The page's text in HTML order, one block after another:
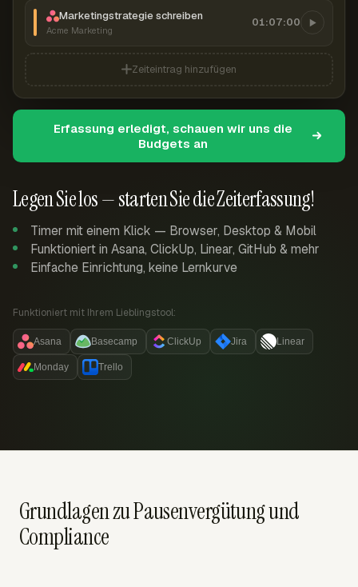
Legen Sie los — starten Sie die Zeiterfassung!
Timer mit einem Klick — Browser, Desktop & Mobil
Funktioniert in Asana, ClickUp, Linear, GitHub & mehr
Einfache Einrichtung, keine Lernkurve
Funktioniert mit Ihrem Lieblingstool:
Asana Basecamp ClickUp Jira Linear
Monday Trello
Marketingstrategie schreiben
Acme Marketing
01:07:00
Zeiteintrag hinzufügen
Erfassung erledigt, schauen wir uns die
Budgets an
Grundlagen zu Pausenvergütung und
Compliance